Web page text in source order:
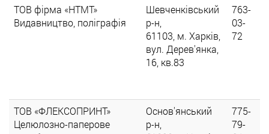
ТОВ фірма «НТМТ»
Видавництво, поліграфія
Шевченківський
р-н,
61103, м. Харків,
вул. Дерев'янка,
16, кв.83
763-
03-
72
ТОВ «ФЛЕКСОПРИНТ»
Целюлозно-паперове
Основ'янський
р-н,
775-
79-